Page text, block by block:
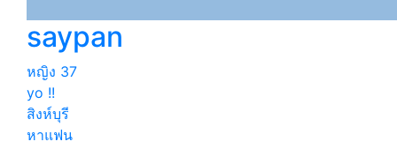
saypan
หญิง 37
yo !!
สิงห์บุรี
หาแฟน